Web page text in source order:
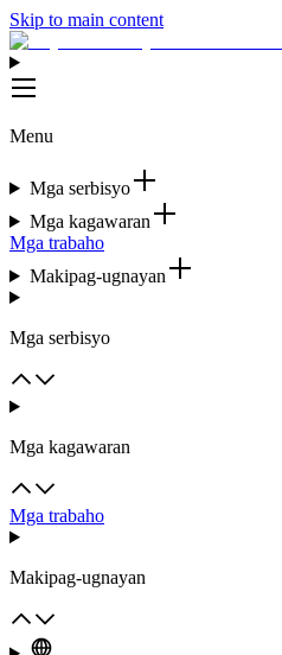
Skip to main content
Menu
Mga serbisyo
Mga kagawaran
Mga trabaho
Makipag-ugnayan
Mga serbisyo
Mga kagawaran
Mga trabaho
Makipag-ugnayan